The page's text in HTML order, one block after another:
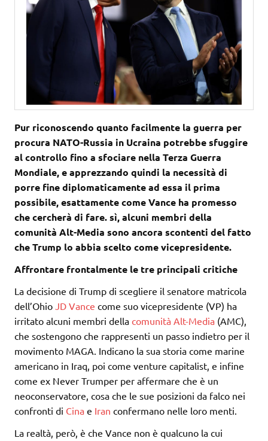
Pur riconoscendo quanto facilmente la guerra per
procura NATO-Russia in Ucraina potrebbe sfuggire
al controllo fino a sfociare nella Terza Guerra
Mondiale, e apprezzando quindi la necessità di
porre fine diplomaticamente ad essa il prima
possibile, esattamente come Vance ha promesso
che cercherà di fare. sì, alcuni membri della
comunità Alt-Media sono ancora scontenti del fatto
che Trump lo abbia scelto come vicepresidente.
Affrontare frontalmente le tre principali critiche
La decisione di Trump di scegliere il senatore matricola
dell’Ohio JD Vance come suo vicepresidente (VP) ha
irritato alcuni membri della comunità Alt-Media (AMC),
che sostengono che rappresenti un passo indietro per il
movimento MAGA. Indicano la sua storia come marine
americano in Iraq, poi come venture capitalist, e infine
come ex Never Trumper per affermare che è un
neoconservatore, cosa che le sue posizioni da falco nei
confronti di Cina e Iran confermano nelle loro menti.
La realtà, però, è che Vance non è qualcuno la cui